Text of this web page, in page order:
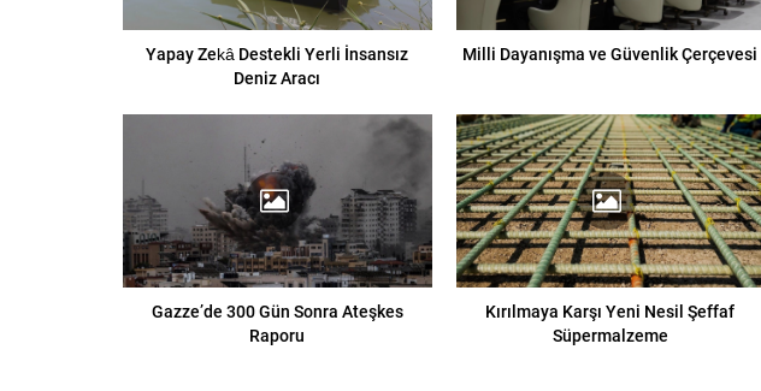
Yapay Zekâ Destekli Yerli İnsansız
Deniz Aracı
Milli Dayanışma ve Güvenlik Çerçevesi
Gazze’de 300 Gün Sonra Ateşkes
Raporu
Kırılmaya Karşı Yeni Nesil Şeffaf
Süpermalzeme